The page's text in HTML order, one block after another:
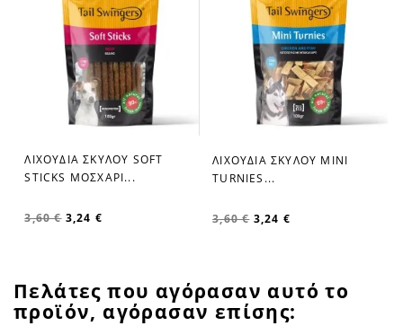
favorite_border
ΛΙΧΟΥΔΙΑ ΣΚΥΛΟΥ SOFT
STICKS ΜΟΣΧΑΡΙ...
3,60 € 3,24 €
favorite_border
ΛΙΧΟΥΔΙΑ ΣΚΥΛΟΥ MINI
TURNIES...
3,60 € 3,24 €
Πελάτες που αγόρασαν αυτό το
προϊόν, αγόρασαν επίσης: